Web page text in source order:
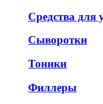
Средства для
Сыворотки
Тоники
Филлеры